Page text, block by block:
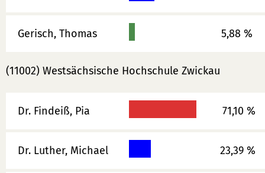
Gerisch, Thomas 5,88 %
(11002) Westsächsische Hochschule Zwickau
Dr. Findeiß, Pia 71,10 %
Dr. Luther, Michael 23,39 %